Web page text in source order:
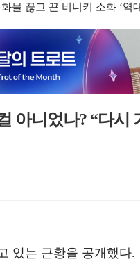
물 끊고 끈 비니키 소화 ‘역
아니었나? “다
있는 근황을 공개했다.